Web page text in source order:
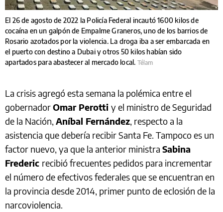
El 26 de agosto de 2022 la Policía Federal incautó 1600 kilos de
cocaína en un galpón de Empalme Graneros, uno de los barrios de
Rosario azotados por la violencia. La droga iba a ser embarcada en
el puerto con destino a Dubai y otros 50 kilos habían sido
apartados para abastecer al mercado local. Télam
La crisis agregó esta semana la polémica entre el
gobernadorOmar Perotti y el ministro de Seguridad
de la Nación, Aníbal Fernández, respecto a la
asistencia que debería recibir Santa Fe. Tampoco es un
factor nuevo, ya que la anterior ministra Sabina
Frederic recibió frecuentes pedidos para incrementar
el número de efectivos federales que se encuentran en
la provincia desde 2014, primer punto de eclosión de la
narcoviolencia.